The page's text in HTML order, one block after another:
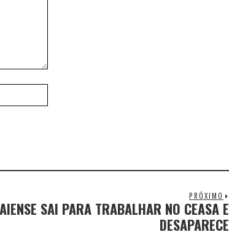
PRÓXIMO
SAI PARA TRABALHAR NO CEASA E
DESAPARECE